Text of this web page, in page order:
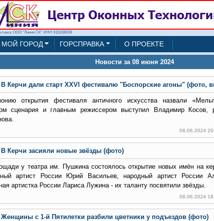
ООО "Линия СК" ИНН 9111030039
МОЙ ГОРОД ГОРСПРАВКА О ПРОЕКТЕ
Новости за 08 июня 2024
В Керчи дали старт XXVI фестивалю "Боспорские агоны" (фото,
открытия фестиваля античного искусства назвали
сценария и главным режиссером выступил Владимир Косов,
08.06.2024
В Керчи засияли новые звёзды (фото)
у театра им. Пушкина состоялось открытие новых имён на
артист России Юрий Васильев, народный артист России
артистка России Лариса Лужина - их таланту посвятили звёзды.
08.06.2024
Женщины с 1-й Пятилетки разбили цветники у подъездов (фото)